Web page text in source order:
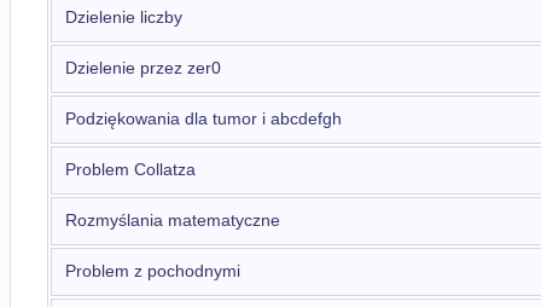
Dzielenie liczby
Dzielenie przez zer0
Podziękowania dla tumor i abcdefgh
Problem Collatza
Rozmyślania matematyczne
Problem z pochodnymi